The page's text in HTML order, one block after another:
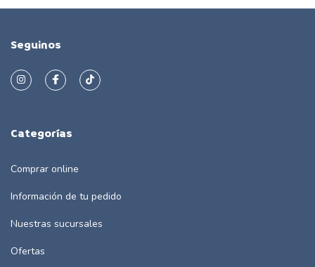
Seguinos
Categorías
Comprar online
Información de tu pedido
Nuestras sucursales
Ofertas